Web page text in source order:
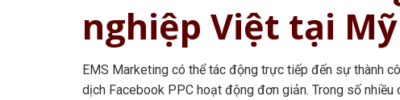
nghiệp Việt tại Mỹ
EMS Marketing có thể tác động trực tiếp đến sự thành
dịch Facebook PPC hoạt động đơn giản. Trong số